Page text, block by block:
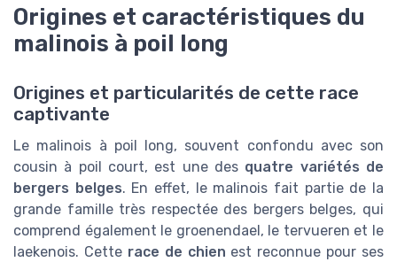
Origines et caractéristiques du
malinois à poil long
Origines et particularités de cette race
captivante
Le malinois à poil long, souvent confondu avec son
cousin à poil court, est une des quatre variétés de
bergers belges. En effet, le malinois fait partie de la
grande famille très respectée des bergers belges, qui
comprend également le groenendael, le tervueren et le
laekenois. Cette race de chien est reconnue pour ses